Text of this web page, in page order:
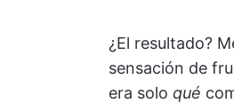
¿El resultado?
sensación de
era solo qué